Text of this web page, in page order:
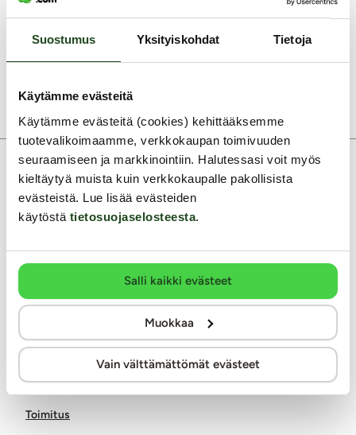
Suostumus Yksityiskohdat Tietoja
Käytämme evästeitä
Käytämme evästeitä (cookies) kehittääksemme
tuotevalikoimaamme, verkkokaupan toimivuuden
seuraamiseen ja markkinointiin. Halutessasi voit myös
kieltäytyä muista kuin verkkokaupalle pakollisista
evästeistä. Lue lisää evästeiden
käytöstä tietosuojaselosteesta.
Salli kaikki evästeet
Muokkaa
Vain välttämättömät evästeet
tyydyttävämpää molemmille!
sekä käsitelty ulkopinnaltaan
19.99 €
kumppania kuin mahdollista,
extraliukastettu
Kondomit ovat läpinäkyviä ja
Asiakaspalvelu ark. 8 - 15
info@kaalimato.com
Asiakaspalvelu
Toimitus
Noutopiste ja toimisto
04260 Kerava
Arkisin klo 8 - 15